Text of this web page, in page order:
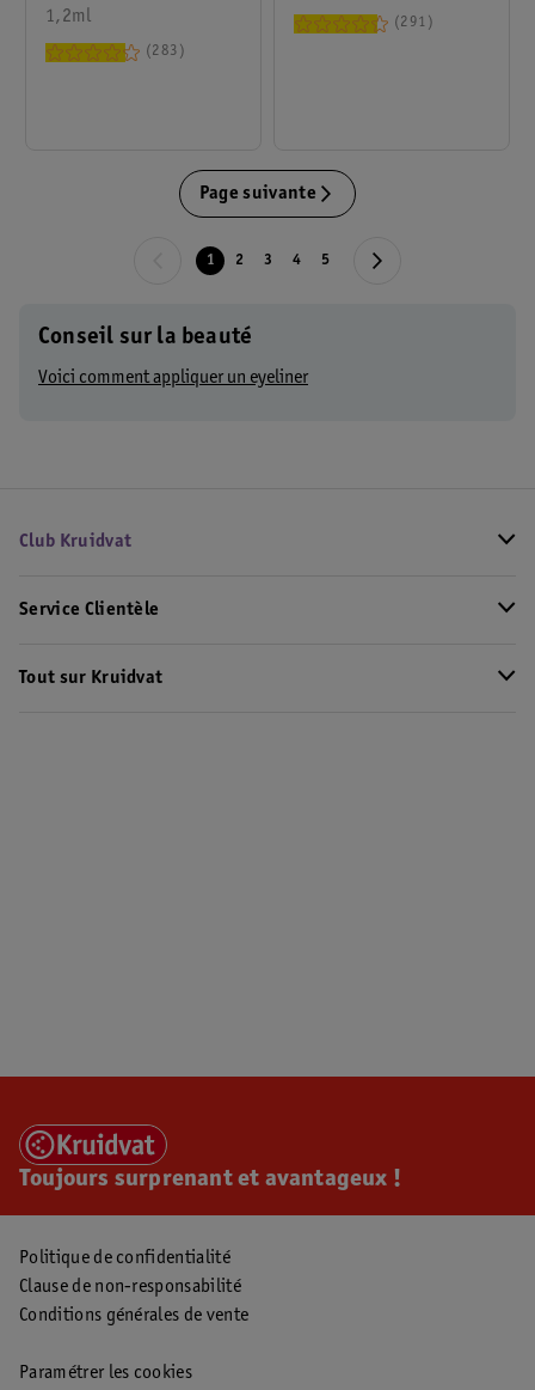
Deep Brown
1,2ml
283
Automatic Brown
291
Page suivante
1 2 3 4 5
Conseil sur la beauté
Voici comment appliquer un eyeliner
Club Kruidvat
Service Clientèle
Tout sur Kruidvat
Toujours surprenant et avantageux !
Politique de confidentialité
Clause de non-responsabilité
Conditions générales de vente
Paramétrer les cookies